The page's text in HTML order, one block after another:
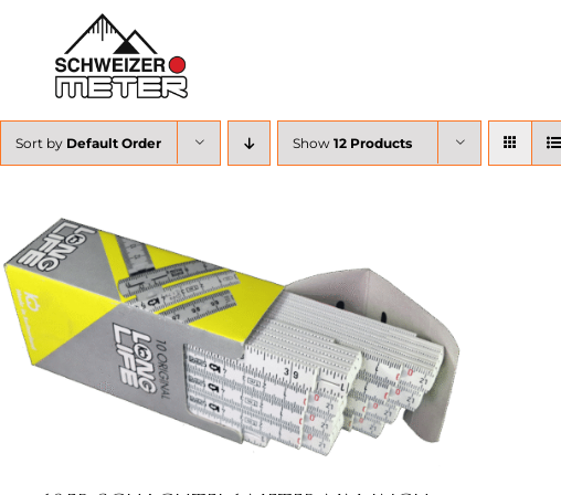
content
Shop
Schieblehren
Unser Unternehmen
Weitere Infos
Kontakt
Sort by Default Order Show 12 Products
IN DEN WARENKORB / DETAILS